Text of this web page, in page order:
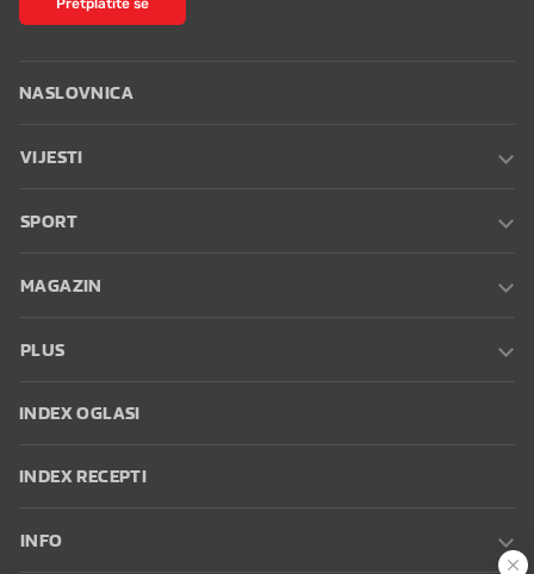
NASLOVNICA
VIJESTI
SPORT
MAGAZIN
PLUS
INDEX OGLASI
INDEX RECEPTI
INFO